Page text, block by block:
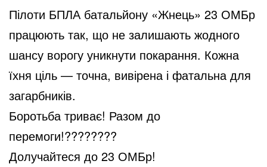
y
V
d
Пілоти БПЛА батальйону «Жнець» 23 ОМБр
працюють так, що не залишають жодного
шансу ворогу уникнути покарання. Кожна
їхня ціль — точна, вивірена і фатальна для
загарбників.
Боротьба триває! Разом до
перемоги!????????
Долучайтеся до 23 ОМБр!